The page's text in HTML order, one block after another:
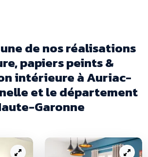
de nos réalisations
papiers peints &
intérieure à Auriac-
et le département
Garonne